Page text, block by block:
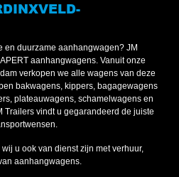
en duurzame aanhangwagen? JM
aanhangwagens. Vanuit onze
verkopen we alle wagens van deze
bakwagens, kippers, bagagewagens
plateauwagens, schamelwagens en
vindt u gegarandeerd de juiste
u ook van dienst zijn met verhuur,
aanhangwagens.